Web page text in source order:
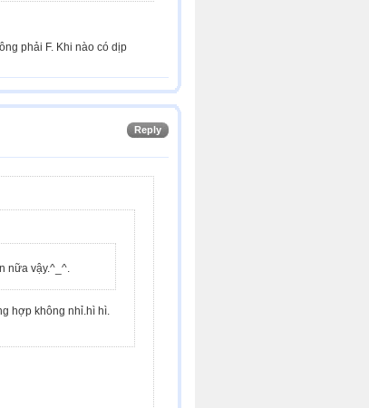
phải F. Khi nào có dịp
Reply
nữa vậy.^_^.
hợp không nhỉ.hì hì.